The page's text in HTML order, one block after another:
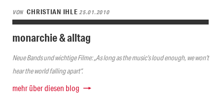
VON CHRISTIAN IHLE25.01.2010
monarchie & alltag
Neue Bands und wichtige Filme: „As long as the music’s loud enough, we won’t
hear the world falling apart“.
mehr über diesen blog